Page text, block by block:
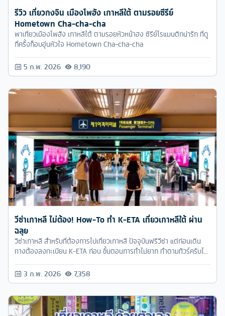
รีวิว เที่ยวกงจิน เมืองโพฮัง เกาหลีใต้ ตามรอยซีรีย์
Hometown Cha-cha-cha
พาเที่ยวเมืองโพฮัง เกาหลีใต้ ตามรอยหัวหน้าฮง ซีรีย์โรแมนติกน่ารัก ที่ดู
กี่ครั้งก็อบอุ่นหัวใจ Hometown Cha-cha-cha
5 ก.พ. 2026 8,190
วีซ่าเกาหลี ไม่ต้อง! How-To ทำ K-ETA เที่ยวเกาหลีใต้ ผ่าน
ฉลุย
วีซ่าเกาหลี สำหรับที่ต้องการไปเที่ยวเกาหลี ปัจจุบันฟรีวีซ่า แต่ก่อนเดิน
ทางต้องลงทะเบียน K-ETA ก่อน ขั้นตอนการทำไม่ยาก ทำตามทัวร์ครับได้
3 ก.พ. 2026 7,358